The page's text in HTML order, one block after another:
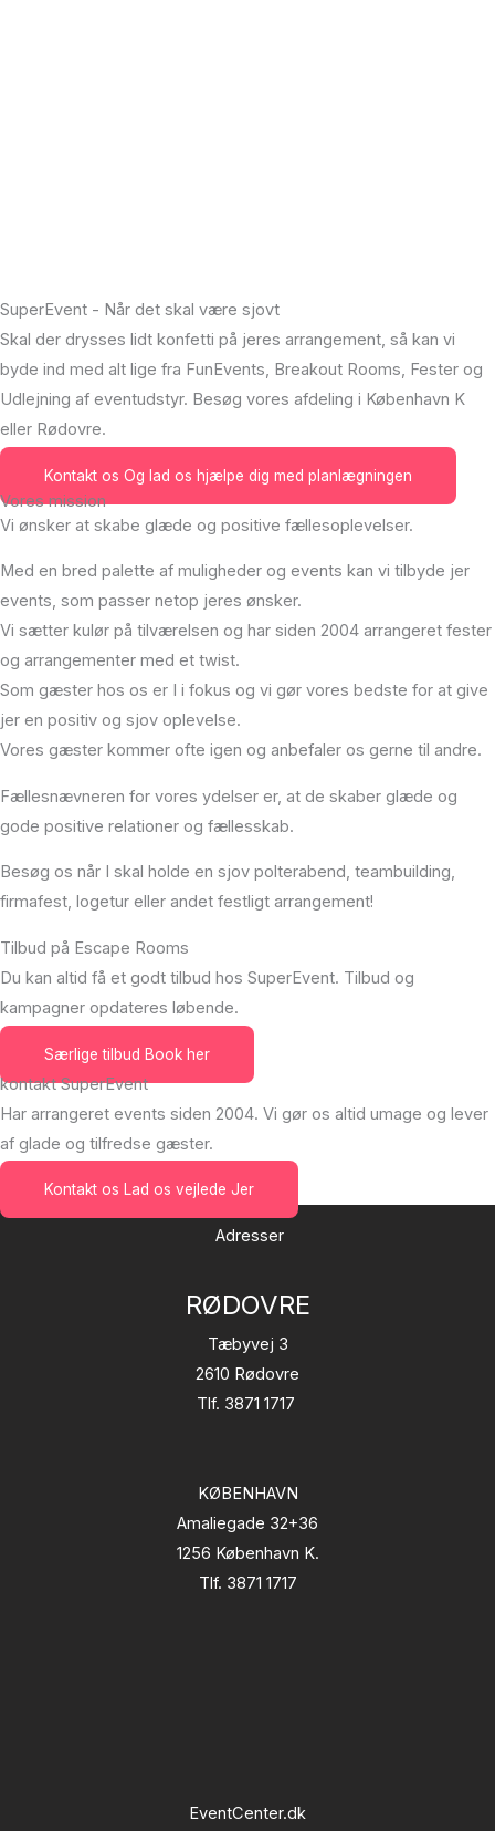
SuperEvent - Når det skal være sjovt
Skal der drysses lidt konfetti på jeres arrangement, så kan vi
byde ind med alt lige fra FunEvents, Breakout Rooms, Fester og
Udlejning af eventudstyr. Besøg vores afdeling i København K
eller Rødovre.
Kontakt os Og lad os hjælpe dig med planlægningen
Vores mission
Vi ønsker at skabe glæde og positive fællesoplevelser.
Med en bred palette af muligheder og events kan vi tilbyde jer
events, som passer netop jeres ønsker.
Vi sætter kulør på tilværelsen og har siden 2004 arrangeret fester
og arrangementer med et twist.
Som gæster hos os er I i fokus og vi gør vores bedste for at give
jer en positiv og sjov oplevelse.
Vores gæster kommer ofte igen og anbefaler os gerne til andre.
Fællesnævneren for vores ydelser er, at de skaber glæde og
gode positive relationer og fællesskab.
Besøg os når I skal holde en sjov polterabend, teambuilding,
firmafest, logetur eller andet festligt arrangement!
Tilbud på Escape Rooms
Du kan altid få et godt tilbud hos SuperEvent. Tilbud og
kampagner opdateres løbende.
Særlige tilbud Book her
kontakt SuperEvent
Har arrangeret events siden 2004. Vi gør os altid umage og lever
af glade og tilfredse gæster.
Kontakt os Lad os vejlede Jer
Adresser
RØDOVRE
Tæbyvej 3
2610 Rødovre
Tlf. 3871 1717
KØBENHAVN
Amaliegade 32+36
1256 København K.
Tlf. 3871 1717
EventCenter.dk